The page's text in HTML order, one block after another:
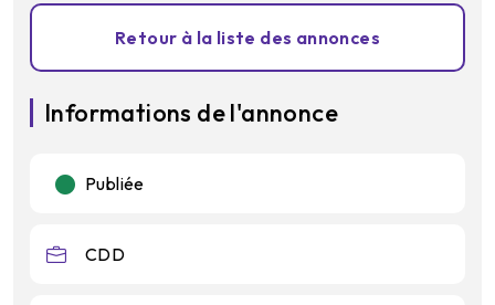
Retour à la liste des annonces
Informations de l'annonce
Publiée
CDD